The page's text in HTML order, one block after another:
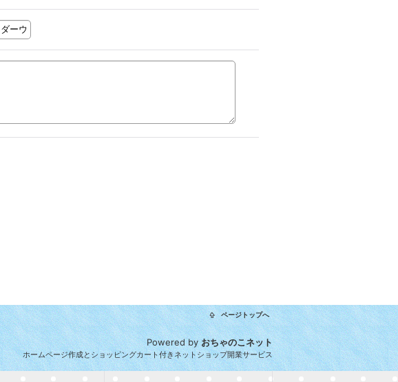
ページトップへ
Powered byおちゃのこネット
ホームページ作成とショッピングカート付きネットショップ開業サービス